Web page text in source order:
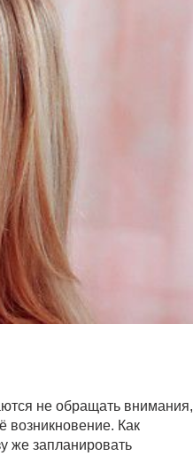
не обращать внимания,
возникновение. Как
же запланировать